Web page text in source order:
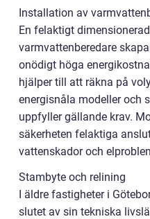
Installation av
En felaktigt
varmvattenberedare
onödigt höga
hjälper till att räkna på
energisnåla modeller och
uppfyller gällande krav.
säkerheten felaktiga
vattenskador och
Stambyte och relining
I äldre fastigheter i
slutet av sin tekniska